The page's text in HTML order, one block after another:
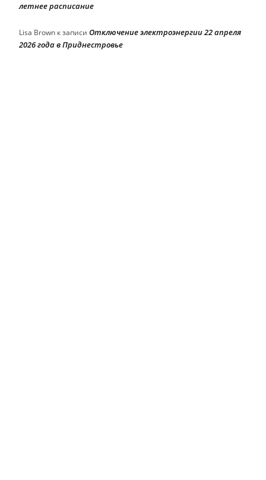
летнее расписание
Lisa Brown к записи Отключение электроэнергии 22 апреля
2026 года в Приднестровье